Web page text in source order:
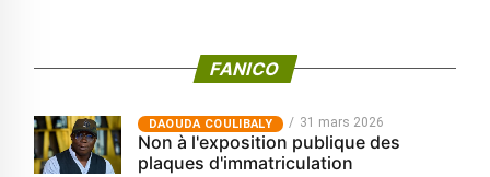
FANICO
‎DAOUDA COULIBALY 31 mars 2026
Non à l'exposition publique des
plaques d'immatriculation